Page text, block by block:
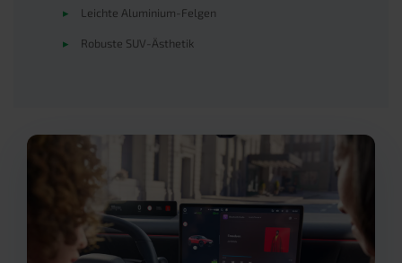
▸ Leichte Aluminium-Felgen
▸ Robuste SUV-Ästhetik